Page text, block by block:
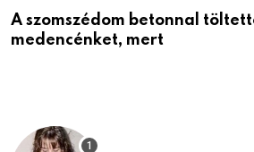
A szomszédom betonnal
medencénket, mert